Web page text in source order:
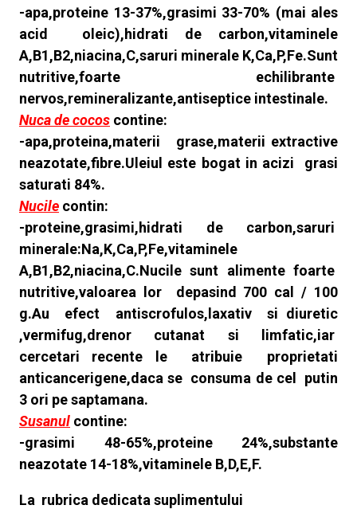
-apa,proteine 13-37%,grasimi 33-70% (mai ales
acid oleic),hidrati de carbon,vitaminele
A,B1,B2,niacina,C,saruri minerale K,Ca,P,Fe.Sunt
nutritive,foarte echilibrante
nervos,remineralizante,antiseptice intestinale.
Nuca de cocos contine:
-apa,proteina,materii grase,materii extractive
neazotate,fibre.Uleiul este bogat in acizi grasi
saturati 84%.
Nucile contin:
-proteine,grasimi,hidrati de carbon,saruri
minerale:Na,K,Ca,P,Fe,vitaminele
A,B1,B2,niacina,C.Nucile sunt alimente foarte
nutritive,valoarea lor depasind 700 cal / 100
g.Au efect antiscrofulos,laxativ si diuretic
,vermifug,drenor cutanat si limfatic,iar
cercetari recente le atribuie proprietati
anticancerigene,daca se consuma de cel putin
3 ori pe saptamana.
Susanul contine:
-grasimi 48-65%,proteine 24%,substante
neazotate 14-18%,vitaminele B,D,E,F.
La rubrica dedicata suplimentului